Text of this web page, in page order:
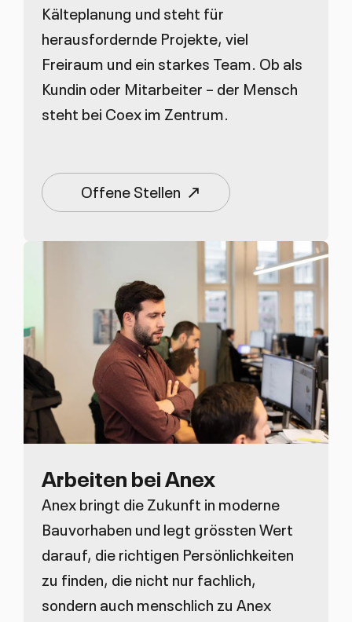
Kälteplanung und steht für
herausfordernde Projekte, viel
Freiraum und ein starkes Team. Ob als
Kundin oder Mitarbeiter – der Mensch
steht bei Coex im Zentrum.
Offene Stellen
Arbeiten bei Anex
Anex bringt die Zukunft in moderne
Bauvorhaben und legt grössten Wert
darauf, die richtigen Persönlichkeiten
zu finden, die nicht nur fachlich,
sondern auch menschlich zu Anex